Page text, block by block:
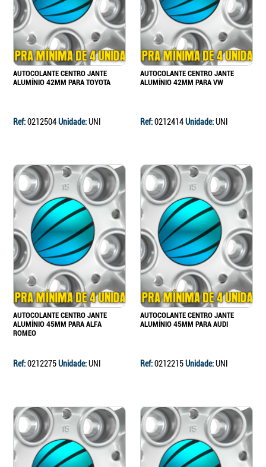
AUTOCOLANTE CENTRO JANTE
ALUMÍNIO 42MM PARA TOYOTA
Ref:0212504Unidade:UNI
AUTOCOLANTE CENTRO JANTE
ALUMÍNIO 42MM PARA VW
Ref:0212414Unidade:UNI
AUTOCOLANTE CENTRO JANTE
ALUMÍNIO 45MM PARA ALFA
ROMEO
Ref:0212275Unidade:UNI
AUTOCOLANTE CENTRO JANTE
ALUMÍNIO 45MM PARA AUDI
Ref:0212215Unidade:UNI